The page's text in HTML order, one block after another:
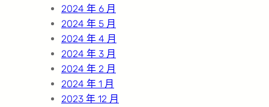
2024 年 6 月
2024 年 5 月
2024 年 4 月
2024 年 3 月
2024 年 2 月
2024 年 1 月
2023 年 12 月